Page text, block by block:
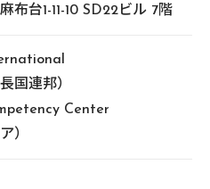
布台1-11-10 SD22ビル 7階
国連邦）
Center
）